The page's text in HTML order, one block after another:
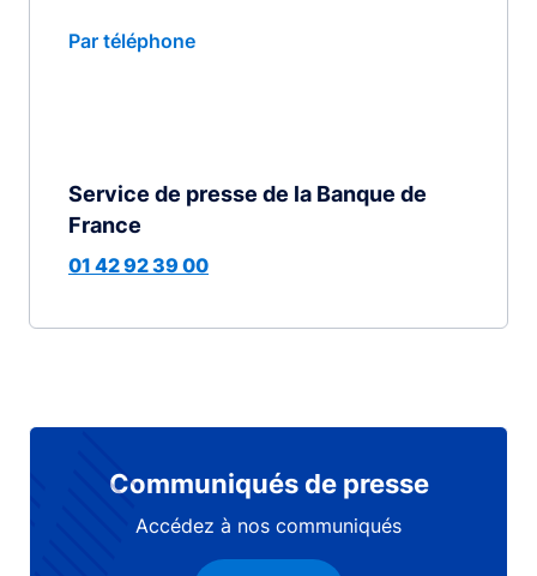
Par téléphone
Service de presse de la Banque de
France
01 42 92 39 00
Communiqués de presse
Accédez à nos communiqués